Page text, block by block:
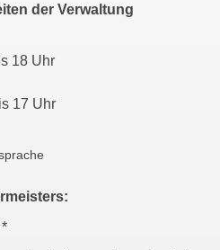
der Verwaltung
bis 18 Uhr
bis 17 Uhr